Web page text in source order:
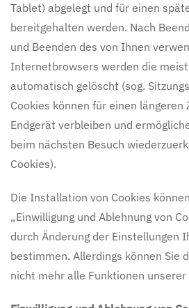
Tablet) abgelegt und für einen
bereitgehalten werden. Nach
und Beenden des von Ihnen
Internetbrowsers werden die
automatisch gelöscht (sog.
Cookies können für einen
Endgerät verbleiben und
beim nächsten Besuch
Cookies).
Die Installation von Cookies
„Einwilligung und Ablehnung von
durch Änderung der Einstellungen
bestimmen. Allerdings können Sie
nicht mehr alle Funktionen